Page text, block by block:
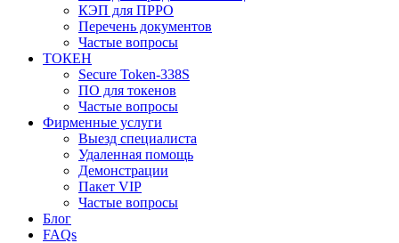
КЭП для ПРРО
Перечень документов
Частые вопросы
ТОКЕН
Secure Token-338S
ПО для токенов
Частые вопросы
Фирменные услуги
Выезд специалиста
Удаленная помощь
Демонстрации
Пакет VIP
Частые вопросы
Блог
FAQs